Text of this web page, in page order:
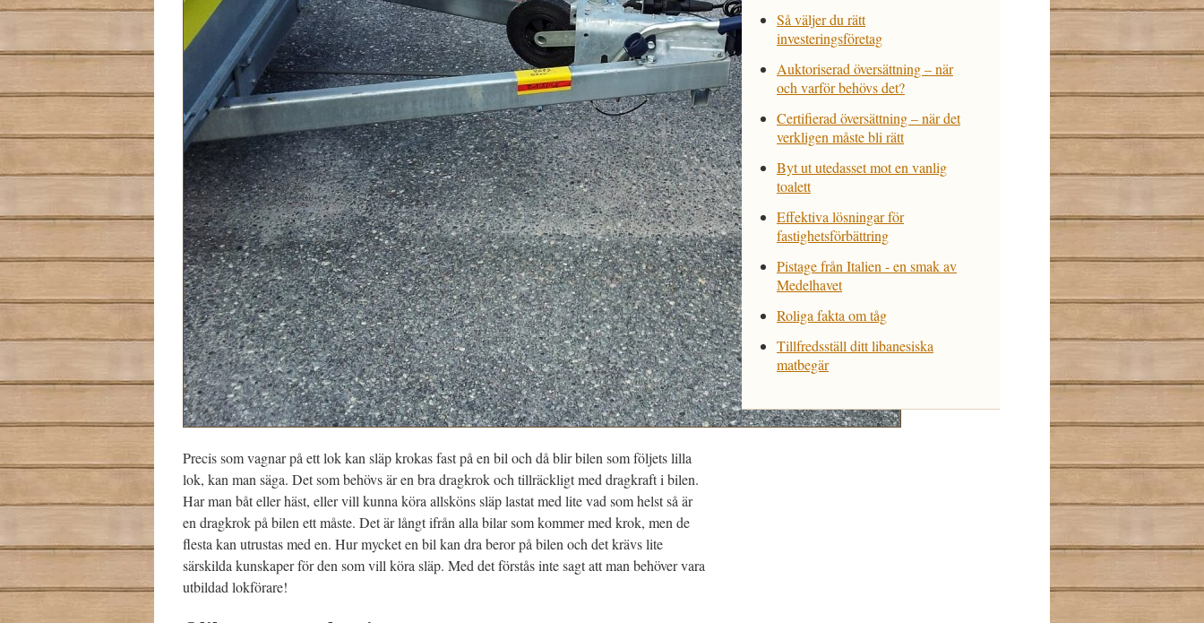
Precis som vagnar på ett lok kan släp krokas fast på en bil och då blir bilen som följets lilla
lok, kan man säga. Det som behövs är en bra dragkrok och tillräckligt med dragkraft i bilen.
Har man båt eller häst, eller vill kunna köra allsköns släp lastat med lite vad som helst så är
en dragkrok på bilen ett måste. Det är långt ifrån alla bilar som kommer med krok, men de
flesta kan utrustas med en. Hur mycket en bil kan dra beror på bilen och det krävs lite
särskilda kunskaper för den som vill köra släp. Med det förstås inte sagt att man behöver vara
utbildad lokförare!
Så väljer du rätt
investeringsföretag
Auktoriserad översättning – när
och varför behövs det?
Certifierad översättning – när det
verkligen måste bli rätt
Byt ut utedasset mot en vanlig
toalett
Effektiva lösningar för
fastighetsförbättring
Pistage från Italien - en smak av
Medelhavet
Roliga fakta om tåg
Tillfredsställ ditt libanesiska
matbegär